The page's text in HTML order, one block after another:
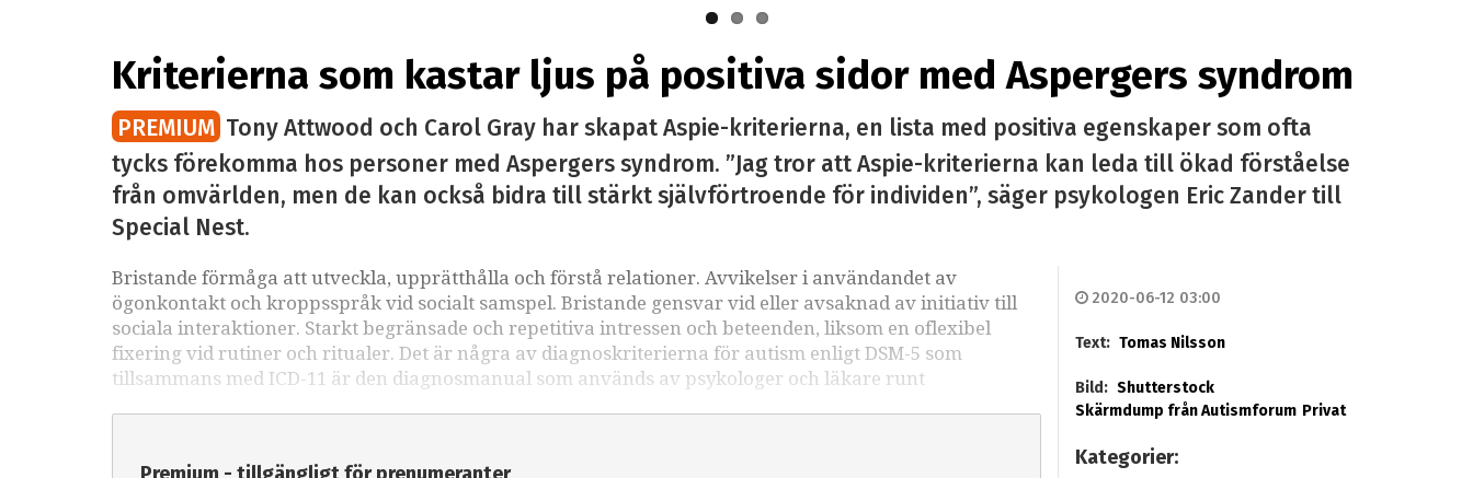
Kriterierna som kastar ljus på positiva sidor med Aspergers syndrom
PREMIUM Tony Attwood och Carol Gray har skapat Aspie-kriterierna, en lista med positiva egenskaper som ofta
tycks förekomma hos personer med Aspergers syndrom. ”Jag tror att Aspie-kriterierna kan leda till ökad förståelse
från omvärlden, men de kan också bidra till stärkt självförtroende för individen”, säger psykologen Eric Zander till
Special Nest.
Bristande förmåga att utveckla, upprätthålla och förstå relationer. Avvikelser i användandet av
ögonkontakt och kroppsspråk vid socialt samspel. Bristande gensvar vid eller avsaknad av initiativ till
sociala interaktioner. Starkt begränsade och repetitiva intressen och beteenden, liksom en oflexibel
fixering vid rutiner och ritualer. Det är några av diagnoskriterierna för autism enligt DSM-5 som
tillsammans med ICD-11 är den diagnosmanual som används av psykologer och läkare runt
2020-06-12 03:00
Text: Tomas Nilsson
Bild: Shutterstock
Skärmdump från Autismforum Privat
Kategorier: